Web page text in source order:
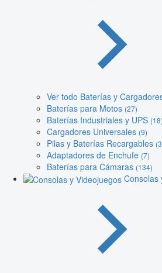
Ver todo Baterías y
Baterías para Motos (27)
Baterías Industriales y UPS (18)
Cargadores Universales (9)
Pilas y Baterías Recargables
Adaptadores de Enchufe (7)
Baterías para Cámaras (134)
Consolas